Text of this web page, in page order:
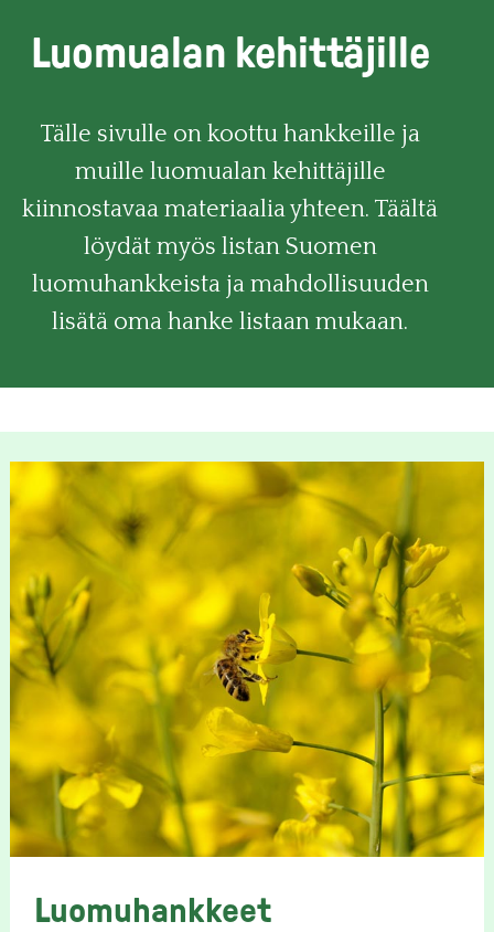
Luomualan kehittäjille
Tälle sivulle on koottu hankkeille ja
muille luomualan kehittäjille
kiinnostavaa materiaalia yhteen. Täältä
löydät myös listan Suomen
luomuhankkeista ja mahdollisuuden
lisätä oma hanke listaan mukaan.
Luomuhankkeet